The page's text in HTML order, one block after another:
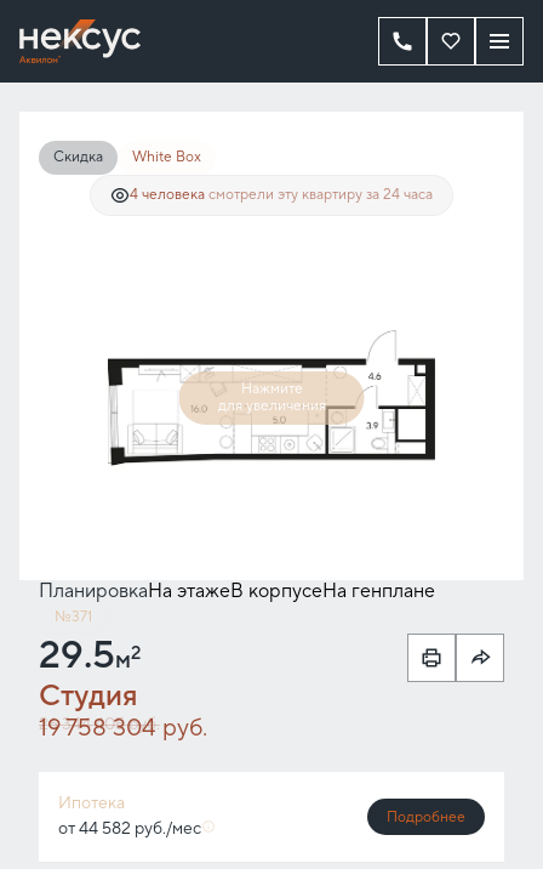
Студия29.5 м
19 758 304 руб.
Ипотека от 44 582 руб./мес.
Скидка White Box
4 человекa смотрели эту квартиру за 24 часа
Нажмите
для увеличения
ПланировкаНа этажеВ корпусеНа генплане
№371
29.5м2
Студия
26 344 405 руб.
19 758 304 руб.
Ипотека
от 44 582 руб./мес
Подробнее